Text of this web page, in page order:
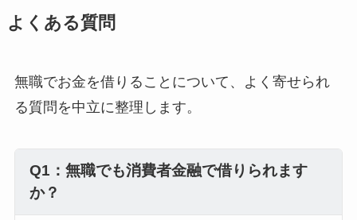
よくある質問
無職でお金を借りることについて、よく寄せられ
る質問を中立に整理します。
Q1：無職でも消費者金融で借りられます
か？